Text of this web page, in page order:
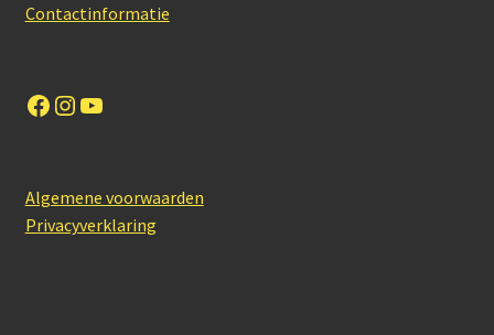
Contactinformatie
Facebook
Instagram
YouTube
Algemene voorwaarden
Privacyverklaring